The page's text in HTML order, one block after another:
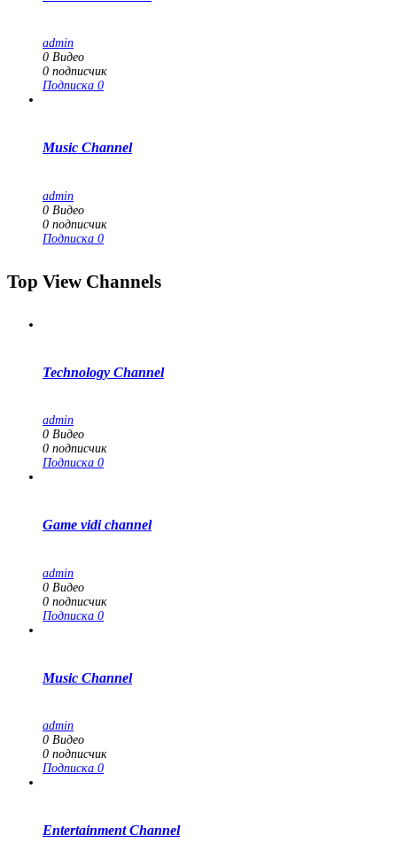
admin
0 Видео
0 подписчик
Подписка 0
Music Channel
admin
0 Видео
0 подписчик
Подписка 0
Top View Channels
Technology Channel
admin
0 Видео
0 подписчик
Подписка 0
Game vidi channel
admin
0 Видео
0 подписчик
Подписка 0
Music Channel
admin
0 Видео
0 подписчик
Подписка 0
Entertainment Channel